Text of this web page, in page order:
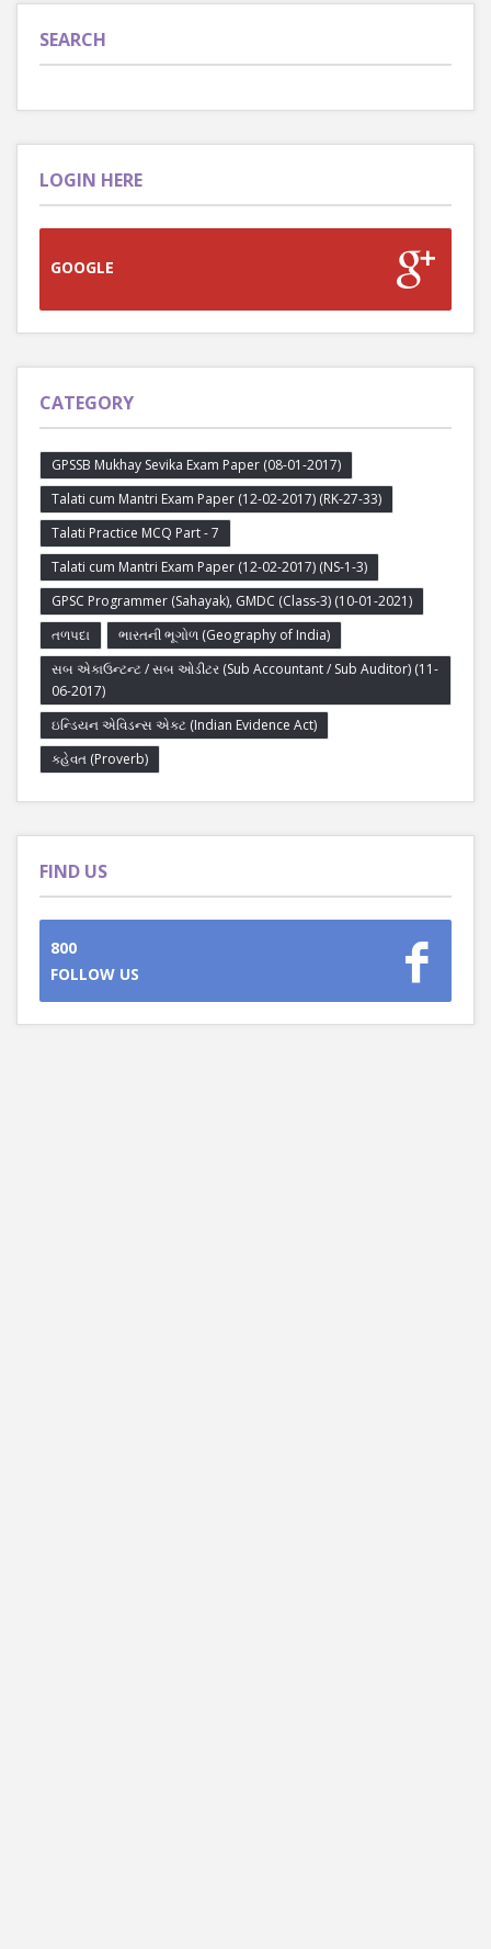
SEARCH
LOGIN HERE
GOOGLE
CATEGORY
GPSSB Mukhay Sevika Exam Paper (08-01-2017)
Talati cum Mantri Exam Paper (12-02-2017) (RK-27-33)
Talati Practice MCQ Part - 7
Talati cum Mantri Exam Paper (12-02-2017) (NS-1-3)
GPSC Programmer (Sahayak), GMDC (Class-3) (10-01-2021)
તળપદા
ભારતની ભૂગોળ (Geography of India)
સબ એકાઉન્ટન્ટ / સબ ઓડીટર (Sub Accountant / Sub Auditor) (11-
06-2017)
ઇન્ડિયન એવિડન્સ એક્ટ (Indian Evidence Act)
કહેવત (Proverb)
FIND US
800
FOLLOW US